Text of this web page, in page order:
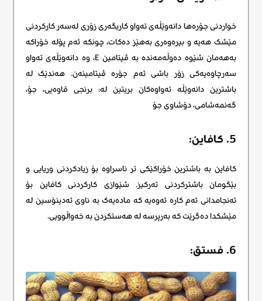
خواردنی جۆرەها دانەوێڵەی تەواو کاریگەری زۆری لەسەر کارکردنی
مێشک هەیە و بیرەوەری بەهێز دەکات، چونکە ئەم پۆلە خۆراکە
بەهەمان شێوە دەوڵەمەندە بە ڤیتامین E، وە دانەوێڵەی تەواو
سەرچاوەیەکی زۆر باشی ئەم جۆرە ڤیتامینەن. هەندێک لە
باشترین دانەوێڵە تەواوەکان بریتین لە: برنجی قاوەیی، جۆ،
گەنمەشامی، دۆشاوی جۆ
5. کافاین:
کافاین بە باشترین خۆراکێکی تر ناسراوە بۆ زیادکردنی وریایی و
بێگومان باشترکردنی تەرکیز. شێوازی کارکردنی کافاین بۆ
ئەنجامدانی ئەم کارە ئەوەیە کە مادەیەک بە ناوی ئەدینۆسین لە
مێشکدا دەگرێت کە بەرپرسە لە هەستکردن بە خەواڵوویی.
6. فستق: